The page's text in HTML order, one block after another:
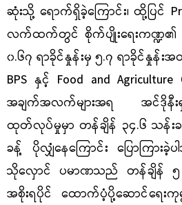
ဆုံးသို့ ရောက်ရှိခဲ့ကြောင်း၊ ထို့ပြင်
လက်ထက်တွင် စိုက်ပျိုးရေးကဏ္ဍ၏
၀.၆၇ ရာခိုင်နှုန်းမှ ၅.၇ ရာခိုင်နှုန်း
BPS နှင့် Food and Agriculture
အချက်အလက်များအရ အင်ဒိုနီ
ထုတ်လုပ်မှုမှာ တန်ချိန် ၃၄.၆ သန်းခ
ခန့် ပိုလျှံနေကြောင်း ပြောကြ
သိုလှောင် ပမာဏသည် တန်ချိန် ၅
အစိုးရပိုင် ထောက်ပံ့ပို့ဆောင်ရေး